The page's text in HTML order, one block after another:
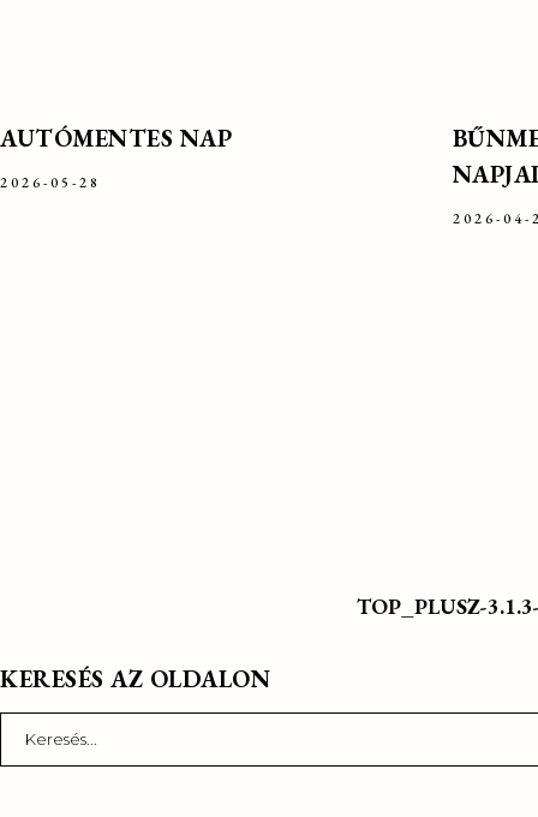
AUTÓMENTES NAP
2026-05-28
2026-04-
TOP_PLUSZ-
KERESÉS AZ OLDALON
Search